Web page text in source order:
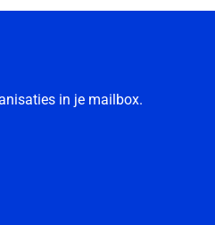
in je mailbox.